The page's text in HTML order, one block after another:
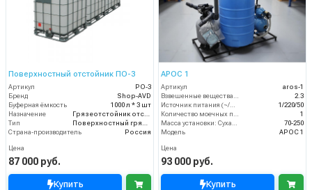
Поверхностный отстойник ПО-3
Артикул
PO-3
Бренд
Shop-AVD
Буферная ёмкость
1000 л * 3 шт
Назначение
Тип
Страна-производитель
Россия
Цена
87 000 руб.
Купить
АРОС 1
Артикул
aros-1
2.3
1/220/50
1
70-250
Модель
АРОС 1
Цена
93 000 руб.
Купить